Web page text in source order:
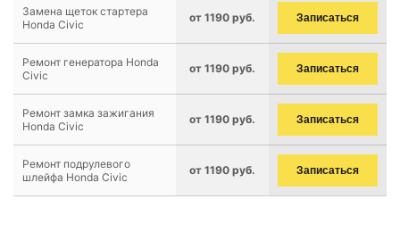
Замена щеток стартера
Honda Civic
от 1190 руб. Записаться
Ремонт генератора Honda
Civic
от 1190 руб. Записаться
Ремонт замка зажигания
Honda Civic
от 1190 руб. Записаться
Ремонт подрулевого
шлейфа Honda Civic
от 1190 руб. Записаться